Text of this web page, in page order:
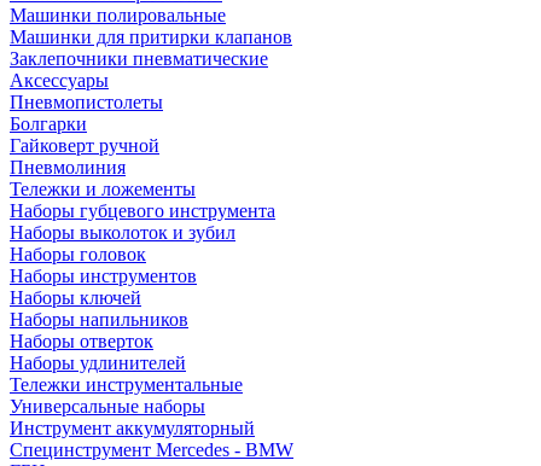
Машинки полировальные
Машинки для притирки клапанов
Заклепочники пневматические
Аксессуары
Пневмопистолеты
Болгарки
Гайковерт ручной
Пневмолиния
Тележки и ложементы
Наборы губцевого инструмента
Наборы выколоток и зубил
Наборы головок
Наборы инструментов
Наборы ключей
Наборы напильников
Наборы отверток
Наборы удлинителей
Тележки инструментальные
Универсальные наборы
Инструмент аккумуляторный
Специнструмент Mercedes - BMW